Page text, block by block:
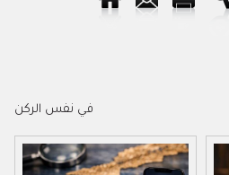
في نفس الركن